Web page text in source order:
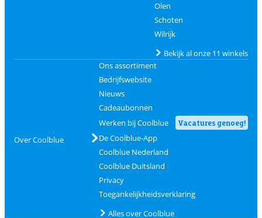
Olen
Schoten
Wilrijk
Bekijk al onze 11 winkels
Over Coolblue
Ons assortiment
Bedrijfswebsite
Nieuws
Cadeaubonnen
Werken bij Coolblue
Vacatures genoeg!
De Coolblue-App
Coolblue Nederland
Coolblue Duitsland
Privacy
Toegankelijkheidsverklaring
Alles over Coolblue